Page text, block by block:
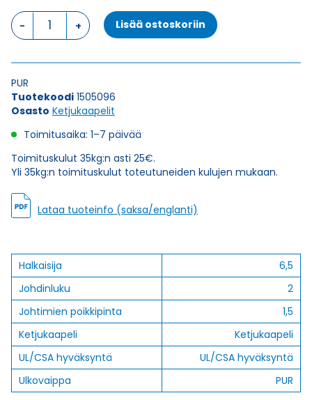
Ketjukaapeli
KAWEFLEX
SK-
2X1,5
(AWG16)
määrä
Lisää ostoskoriin
PUR
Tuotekoodi 1505096
Osasto Ketjukaapelit
Toimitusaika: 1–7 päivää
Toimituskulut 35kg:n asti 25€.
Yli 35kg:n toimituskulut toteutuneiden kulujen mukaan.
Lataa tuoteinfo (saksa/englanti)
Halkaisija
6,5
Johdinluku
2
Johtimien poikkipinta
1,5
Ketjukaapeli
Ketjukaapeli
UL/CSA hyväksyntä
UL/CSA hyväksyntä
Ulkovaippa
PUR